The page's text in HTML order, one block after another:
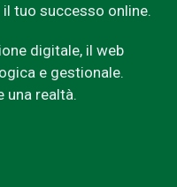
tuo successo online.
digitale, il web
e gestionale.
una realtà.